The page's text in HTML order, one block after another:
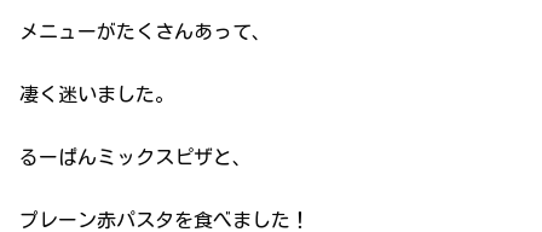
メニューがたくさんあって、
凄く迷いました。
るーぱんミックスピザと、
プレーン赤パスタを食べました！